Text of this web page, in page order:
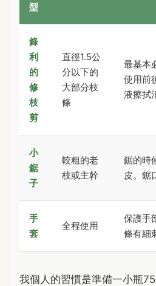
型
鋒
利
的
修
枝
剪
直徑1.5公
分以下的
大部分枝
條
最基本
使用前
液擦拭
小
鋸
子
較粗的老
枝或主幹
鋸的時
皮。鋸
手
套
全程使用
保護手
條有細
我個人的習慣是準備一小瓶